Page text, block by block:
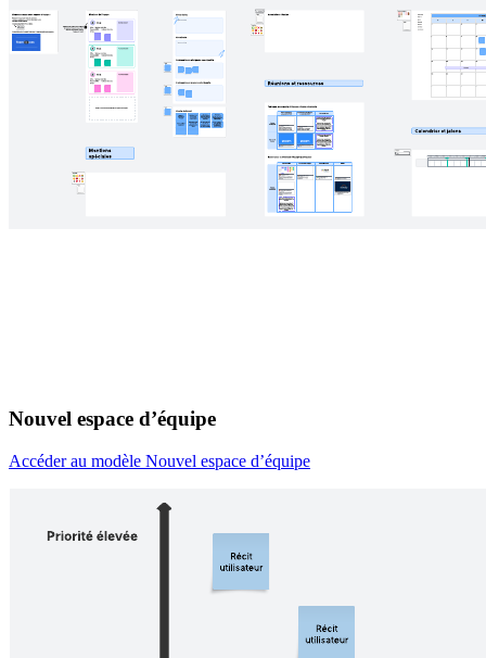
Nouvel espace d’équipe
Accéder au modèle Nouvel espace d’équipe